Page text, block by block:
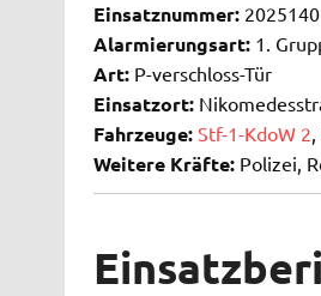
Einsatznummer:2025140
Alarmierungsart:1.
Art:P-verschloss-Tür
Einsatzort:
Fahrzeuge: Stf-1-KdoW 2,
Weitere Kräfte:Polizei,